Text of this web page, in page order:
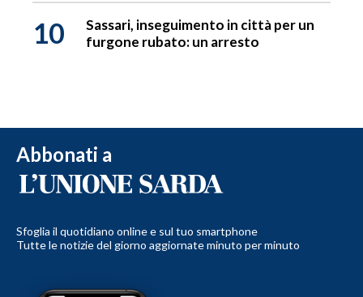
10
Sassari, inseguimento in città per un
furgone rubato: un arresto
Abbonati a
Sfoglia il quotidiano online e sul tuo smartphone
Tutte le notizie del giorno aggiornate minuto per minuto